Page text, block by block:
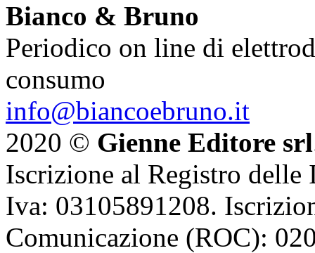
Bianco & Bruno
Periodico on line di
consumo
info@biancoebruno.it
2020 © Gienne Editore srl
Iscrizione al Registro delle
Iva: 03105891208.
Comunicazione (ROC):